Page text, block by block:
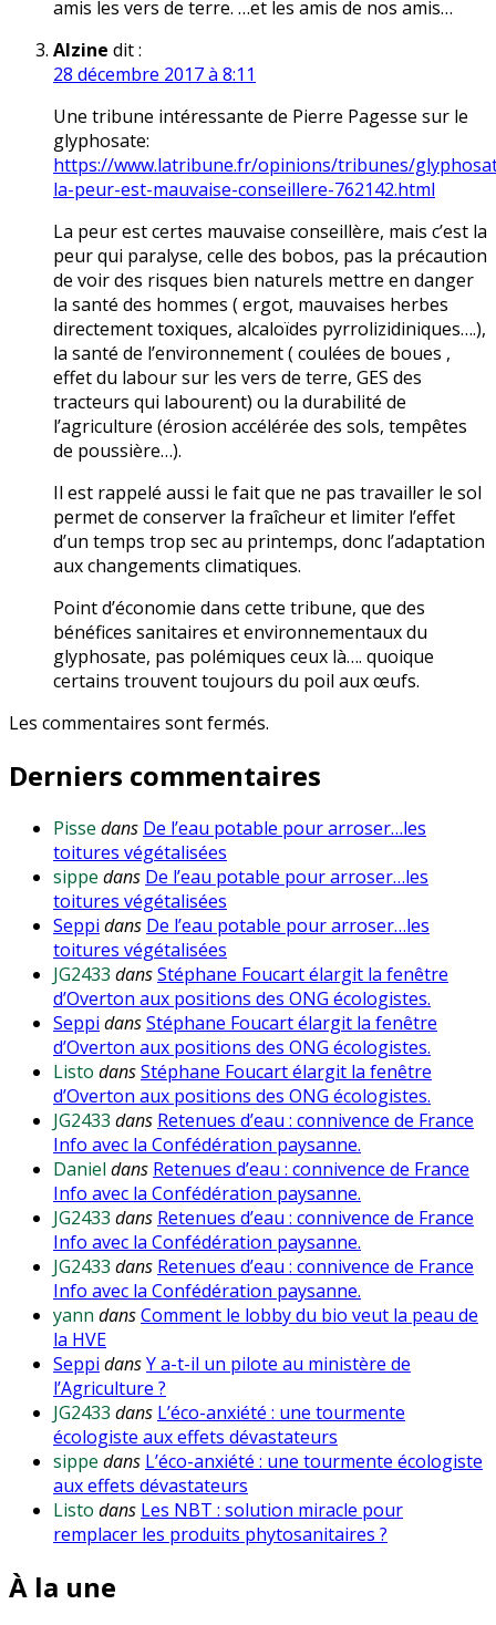
amis les vers de terre. …et les amis de nos amis…
Alzine dit :
28 décembre 2017 à 8:11
Une tribune intéressante de Pierre Pagesse sur le
glyphosate:
https://www.latribune.fr/opinions/tribunes/
la-peur-est-mauvaise-conseillere-762142.html
La peur est certes mauvaise conseillère, mais c’est la
peur qui paralyse, celle des bobos, pas la précaution
de voir des risques bien naturels mettre en danger
la santé des hommes ( ergot, mauvaises herbes
directement toxiques, alcaloïdes pyrrolizidiniques….),
la santé de l’environnement ( coulées de boues ,
effet du labour sur les vers de terre, GES des
tracteurs qui labourent) ou la durabilité de
l’agriculture (érosion accélérée des sols, tempêtes
de poussière…).
Il est rappelé aussi le fait que ne pas travailler le sol
permet de conserver la fraîcheur et limiter l’effet
d’un temps trop sec au printemps, donc l’adaptation
aux changements climatiques.
Point d’économie dans cette tribune, que des
bénéfices sanitaires et environnementaux du
glyphosate, pas polémiques ceux là…. quoique
certains trouvent toujours du poil aux œufs.
Les commentaires sont fermés.
Derniers commentaires
Pisse dans De l’eau potable pour arroser…les
toitures végétalisées
sippe dans De l’eau potable pour arroser…les
toitures végétalisées
Seppi dans De l’eau potable pour arroser…les
toitures végétalisées
JG2433 dansStéphane Foucart élargit la fenêtre
d’Overton aux positions des ONG écologistes.
Seppi dansStéphane Foucart élargit la fenêtre
d’Overton aux positions des ONG écologistes.
Listo dansStéphane Foucart élargit la fenêtre
d’Overton aux positions des ONG écologistes.
JG2433 dans Retenues d’eau : connivence de France
Info avec la Confédération paysanne.
Daniel dans Retenues d’eau : connivence de France
Info avec la Confédération paysanne.
JG2433 dans Retenues d’eau : connivence de France
Info avec la Confédération paysanne.
JG2433 dans Retenues d’eau : connivence de France
Info avec la Confédération paysanne.
yann dansComment le lobby du bio veut la peau de
la HVE
Seppi dansY a-t-il un pilote au ministère de
l’Agriculture ?
JG2433 dans L’éco-anxiété : une tourmente
écologiste aux effets dévastateurs
sippe dans L’éco-anxiété : une tourmente écologiste
aux effets dévastateurs
Listo dans Les NBT : solution miracle pour
remplacer les produits phytosanitaires ?
À la une